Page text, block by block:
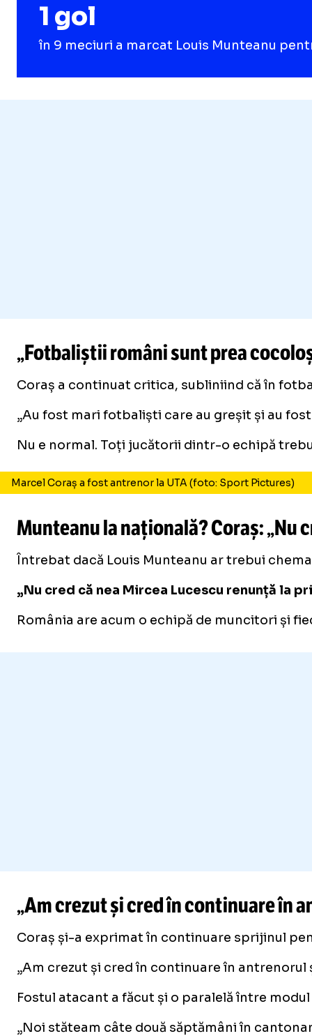
1 gol
în 9 meciuri a marcat Louis Munteanu
„Fotbaliștii români sunt prea
Coraș a continuat critica, subliniind că în
„Au fost mari fotbaliști care au greșit și au
Nu e normal. Toți jucătorii dintr-o echipă
Marcel Coraș a fost antrenor la UTA (foto: Sport Pictures)
Munteanu la națională? Coraș: „Nu
Întrebat dacă Louis Munteanu ar trebui
„Nu cred că nea Mircea Lucescu renunță la
România are acum o echipă de muncitori și
„Am crezut și cred în continuare în
Coraș și-a exprimat în continuare sprijinul
„Am crezut și cred în continuare în
Fostul atacant a făcut și o paralelă între
„Noi stăteam câte două săptămâni în